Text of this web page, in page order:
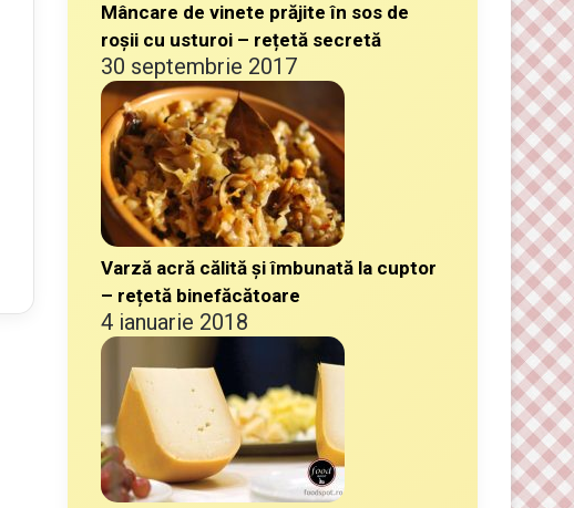
Mâncare de vinete prăjite în sos de
roșii cu usturoi – rețetă secretă
30 septembrie 2017
Varză acră călită și îmbunată la cuptor
– rețetă binefăcătoare
4 ianuarie 2018